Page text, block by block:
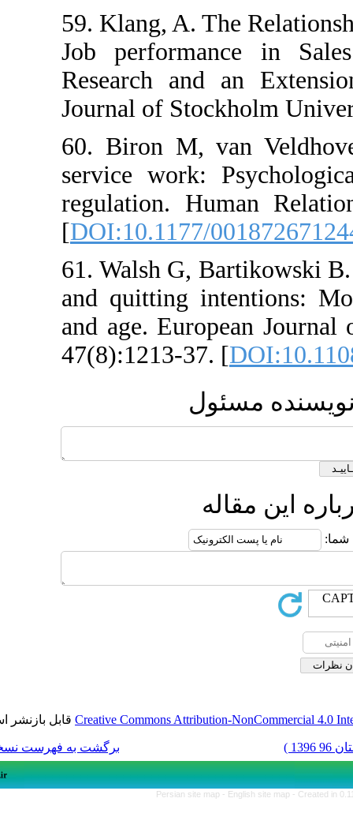
59. Klang, A. The
Job
Research and an
Journal of
60. Biron M, van
service work:
regulation.
[DOI:10.1177/
61. Walsh G,
and quitting
and age.
47(8):1213-37. [
مسئول
مقاله
Creative Commons Attribution-قابل بازنشر است.
برگشت به فهرست نسخه ها
Persian site map -English